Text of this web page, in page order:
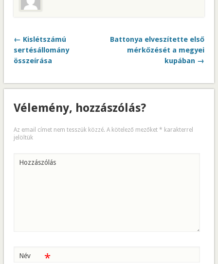
← Kislétszámú
sertésállomány
összeírása
Battonya elveszítette első
mérkőzését a megyei
kupában →
Vélemény, hozzászólás?
Az email címet nem tesszük közzé. A kötelező mezőket * karakterrel
jelöltük
Hozzászólás
Név *